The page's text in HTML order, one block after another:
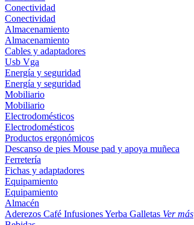
Conectividad
Conectividad
Almacenamiento
Almacenamiento
Cables y adaptadores
Usb Vga
Energía y seguridad
Energía y seguridad
Mobiliario
Mobiliario
Electrodomésticos
Electrodomésticos
Productos ergonómicos
Descanso de pies Mouse pad y apoya muñeca
Ferretería
Fichas y adaptadores
Equipamiento
Equipamiento
Almacén
Aderezos Café InfusionesYerba Galletas Ver más